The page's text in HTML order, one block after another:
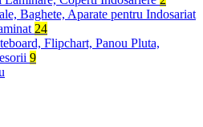
Baghete, Aparate pentru Indosariat
24
Flipchart, Panou Pluta,
9